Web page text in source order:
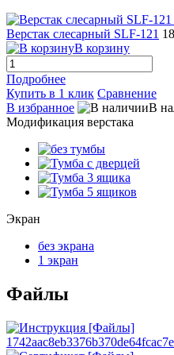
Верстак слесарный SLF-121
В корзину
Подробнее
Купить в 1 клик Сравнение
В избранное
В
Модификация верстака
Экран
без экрана
1 экран
Файлы